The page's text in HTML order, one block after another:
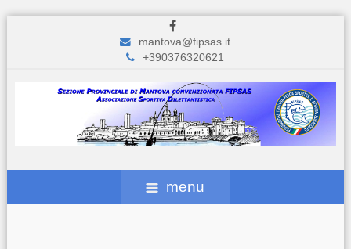
mantova@fipsas.it
+390376320621
menu